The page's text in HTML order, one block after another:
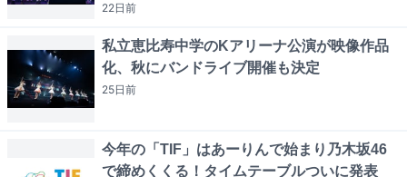
22日前
私立恵比寿中学のKアリーナ公演が映像作品
化、秋にバンドライブ開催も決定
25日前
今年の「TIF」はあーりんで始まり乃木坂46
で締めくくる！タイムテーブルついに発表